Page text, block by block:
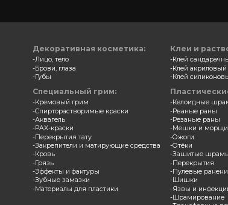
Товары, которые мы
рекомендуем посмотреть,
потому что они схожи с тем